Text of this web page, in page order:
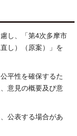
し、「第4次多摩市
し）（原案）」を
平性を確保するた
意見の概要及び意
公表する場合があ